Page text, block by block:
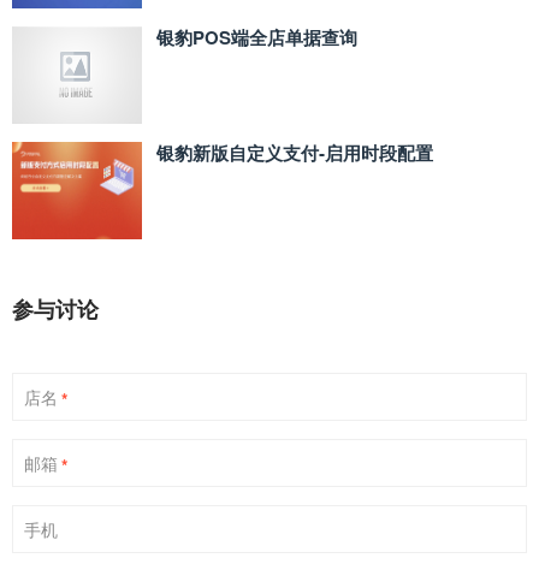
银豹POS端全店单据查询
银豹新版自定义支付‑启用时段配置
参与讨论
店名 *
邮箱 *
手机